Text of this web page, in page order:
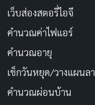
เว็บส่องสตอรี่ไอจี
คำนวณค่าไฟแอร์
คำนวณอายุ
เช็กวันหยุด/วางแผนลา
คำนวณผ่อนบ้าน